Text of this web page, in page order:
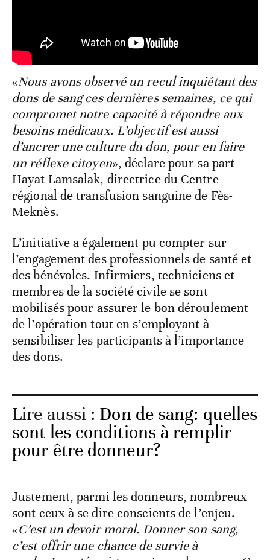
«Nous avons observé un recul inquiétant des
dons de sang ces dernières semaines, ce qui
compromet notre capacité à répondre aux
besoins médicaux. L’objectif est aussi
d’ancrer une culture du don, pour en faire
un réflexe citoyen», déclare pour sa part
Hayat Lamsalak, directrice du Centre
régional de transfusion sanguine de Fès-
Meknès.
L’initiative a également pu compter sur
l’engagement des professionnels de santé et
des bénévoles. Infirmiers, techniciens et
membres de la société civile se sont
mobilisés pour assurer le bon déroulement
de l’opération tout en s’employant à
sensibiliser les participants à l’importance
des dons.
Lire aussi : Don de sang: quelles
sont les conditions à remplir
pour être donneur?
Justement, parmi les donneurs, nombreux
sont ceux à se dire conscients de l’enjeu.
«C’est un devoir moral. Donner son sang,
c’est offrir une chance de survie à